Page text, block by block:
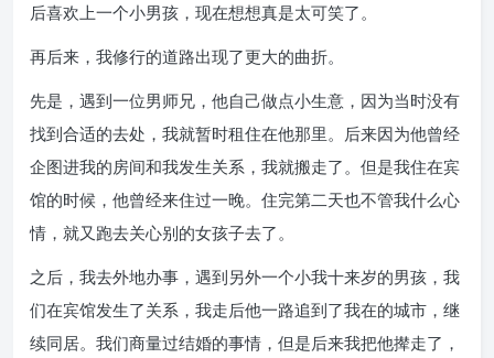
后喜欢上一个小男孩，现在想想真是太可笑了。
再后来，我修行的道路出现了更大的曲折。
先是，遇到一位男师兄，他自己做点小生意，因为当时没有
找到合适的去处，我就暂时租住在他那里。后来因为他曾经
企图进我的房间和我发生关系，我就搬走了。但是我住在宾
馆的时候，他曾经来住过一晚。住完第二天也不管我什么心
情，就又跑去关心别的女孩子去了。
之后，我去外地办事，遇到另外一个小我十来岁的男孩，我
们在宾馆发生了关系，我走后他一路追到了我在的城市，继
续同居。我们商量过结婚的事情，但是后来我把他撵走了，